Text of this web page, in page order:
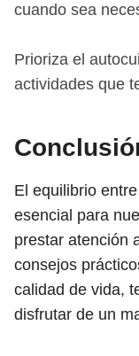
cuando sea
Prioriza el
actividades que
El equilibrio
esencial para
prestar atención
consejos
calidad de vida,
disfrutar de un